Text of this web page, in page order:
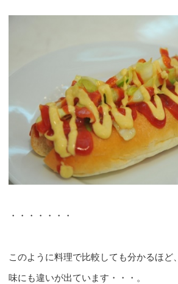
・・・・・・・
このように料理で比較しても分かるほど、
味にも違いが出ています・・・。